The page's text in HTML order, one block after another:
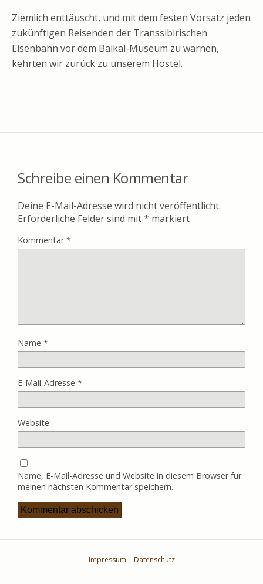
Ziemlich enttäuscht, und mit dem festen Vorsatz jeden
zukünftigen Reisenden der Transsibirischen
Eisenbahn vor dem Baikal-Museum zu warnen,
kehrten wir zurück zu unserem Hostel.
Schreibe einen Kommentar
Deine E-Mail-Adresse wird nicht veröffentlicht.
Erforderliche Felder sind mit* markiert
Kommentar*
Name *
E-Mail-Adresse *
Website
Name, E-Mail-Adresse und Website in diesem Browser für
meinen nächsten Kommentar speichern.
Impressum | Datenschutz